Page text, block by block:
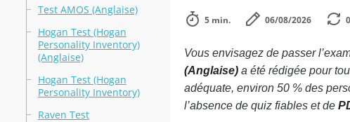
Test AMOS (Anglaise)
Hogan Test (Hogan
Personality Inventory)
(Anglaise)
Hogan Test (Hogan
Personality Inventory)
Raven Test
5 min. 06/08/2026
Vous envisagez de passer
(Anglaise)a été rédigée pour
adéquate, environ 50 % des
l’absence de quiz fiables et de